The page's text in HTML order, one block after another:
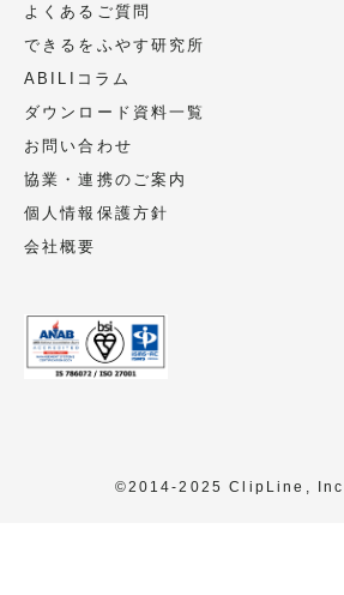
よくあるご質問
できるをふやす研究所
ABILIコラム
ダウンロード資料一覧
お問い合わせ
協業・連携のご案内
個人情報保護方針
会社概要
©2014-2025 ClipLine, Inc.